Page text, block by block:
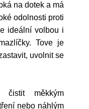
na dotek a má
odolnosti proti
ideální volbou i
Tove je
uvolnit se
čistit měkkým
nebo náhlým